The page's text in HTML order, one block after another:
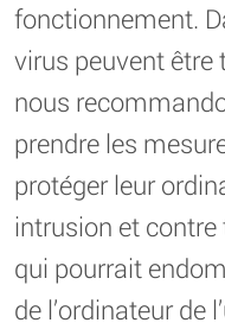
fonctionnement.
virus peuvent être
nous
prendre les
protéger leur
intrusion et
qui pourrait
de l’ordinateur de